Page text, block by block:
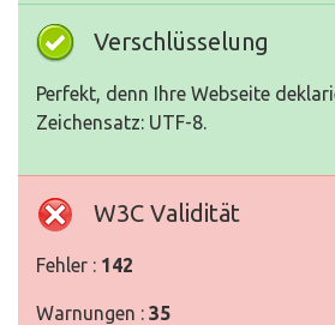
Verschlüsselung
Perfekt, denn Ihre Webseite
Zeichensatz: UTF-8.
W3C Validität
Fehler : 142
Warnungen : 35